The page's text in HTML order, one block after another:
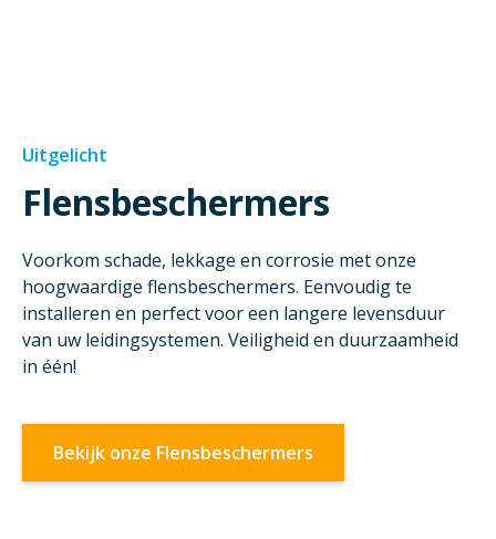
Uitgelicht
Flensbeschermers
Voorkom schade, lekkage en corrosie met onze
hoogwaardige flensbeschermers. Eenvoudig te
installeren en perfect voor een langere levensduur
van uw leidingsystemen. Veiligheid en duurzaamheid
in één!
Bekijk onze Flensbeschermers